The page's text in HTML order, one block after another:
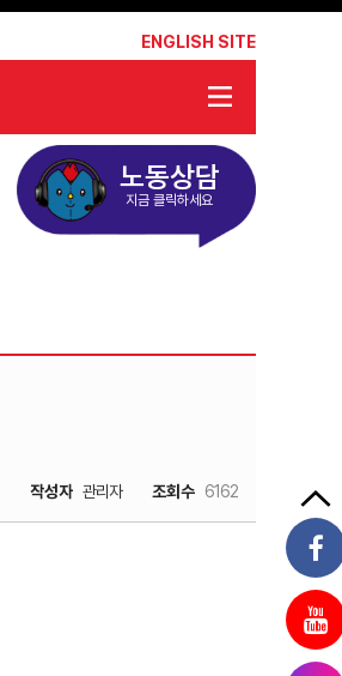
ENGLISH SITE
노동상담
지금 클릭하세요
작성자 관리자 조회수 6162